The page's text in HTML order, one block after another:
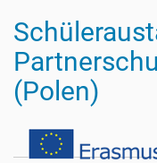
(Polen)